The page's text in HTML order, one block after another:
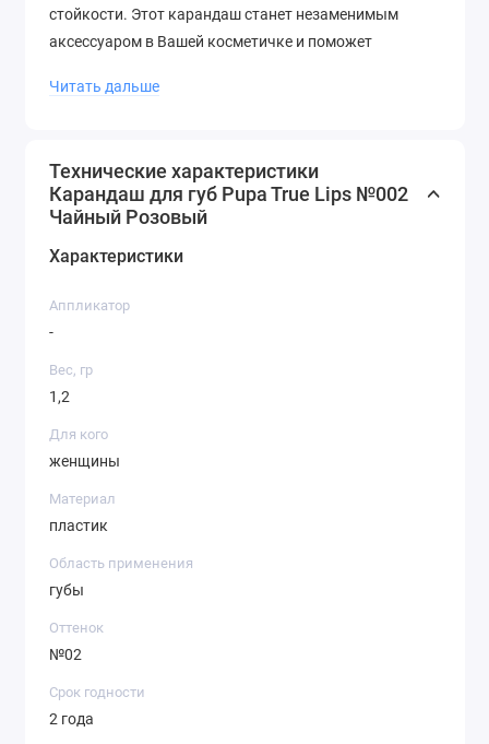
стойкости. Этот карандаш станет незаменимым
аксессуаром в Вашей косметичке и поможет
каждый день!
Читать дальше
Технические характеристики
Карандаш для губ Pupa True Lips №002
Чайный Розовый
Характеристики
Аппликатор
-
Вес, гр
1,2
Для кого
женщины
Материал
пластик
Область применения
губы
Оттенок
№02
Срок годности
2 года